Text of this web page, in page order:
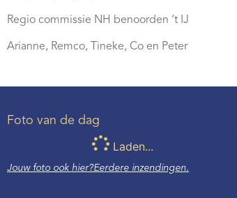
Regio commissie NH benoorden ‘t IJ
Arianne, Remco, Tineke, Co en Peter
Foto van de dag
Laden...
Jouw foto ook hier?Eerdere inzendingen.